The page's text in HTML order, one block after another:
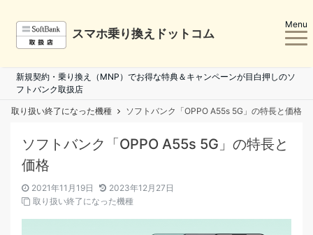
スマホ乗り換えドットコム
Menu
新規契約・乗り換え（MNP）でお得な特典＆キャンペーンが目白押しのソ
フトバンク取扱店
取り扱い終了になった機種 ソフトバンク「OPPO A55s 5G」の特長と価格
ソフトバンク「OPPO A55s 5G」の特長と
価格
2021年11月19日
2023年12月27日
取り扱い終了になった機種